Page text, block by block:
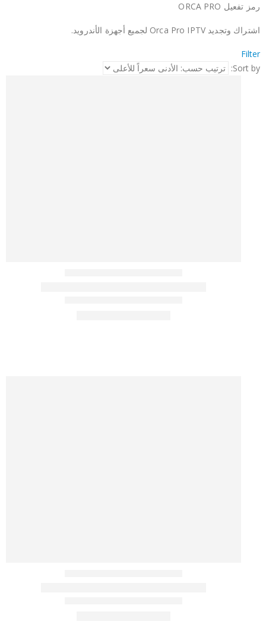
رمز تفعيل ORCA PRO
اشتراك وتجديد Orca Pro IPTV لجميع أجهزة الأندرويد.
Filter
Sort by: